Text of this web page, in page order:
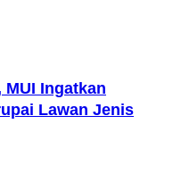
Ingatkan
Lawan Jenis